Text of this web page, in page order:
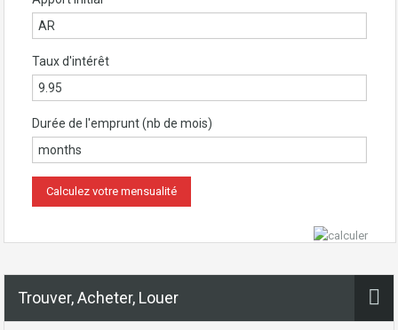
Taux d'intérêt
Durée de l'emprunt (nb de mois)
Trouver, Acheter, Louer